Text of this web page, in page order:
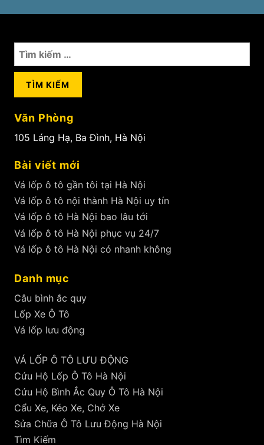
Tìm
kiếm
cho:
Văn Phòng
105 Láng Hạ, Ba Đình, Hà Nội
Bài viết mới
Vá lốp ô tô gần tôi tại Hà Nội
Vá lốp ô tô nội thành Hà Nội uy tín
Vá lốp ô tô Hà Nội bao lâu tới
Vá lốp ô tô Hà Nội phục vụ 24/7
Vá lốp ô tô Hà Nội có nhanh không
Danh mục
Câu bình ắc quy
Lốp Xe Ô Tô
Vá lốp lưu động
VÁ LỐP Ô TÔ LƯU ĐỘNG
Cứu Hộ Lốp Ô Tô Hà Nội
Cứu Hộ Bình Ắc Quy Ô Tô Hà Nội
Cẩu Xe, Kéo Xe, Chở Xe
Sửa Chữa Ô Tô Lưu Động Hà Nội
Tìm Kiếm